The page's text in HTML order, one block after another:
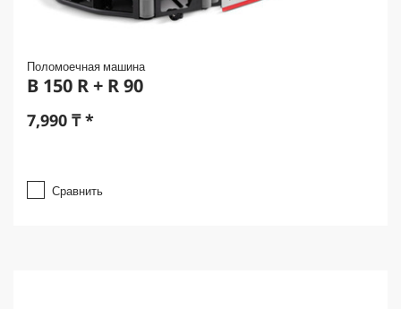
Поломоечная машина
B 150 R + R 90
7,990 ₸*
Сравнить